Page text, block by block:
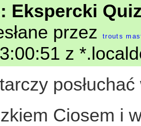
Ekspercki
przez
trouts
z
Ciosem i